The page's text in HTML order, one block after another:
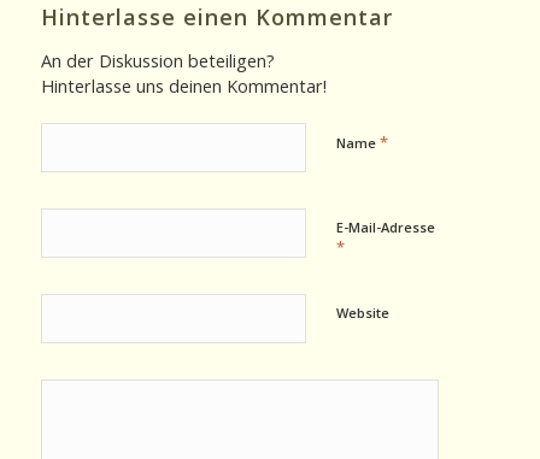
Hinterlasse einen Kommentar
An der Diskussion beteiligen?
Hinterlasse uns deinen Kommentar!
Name *
E-Mail-Adresse
*
Website